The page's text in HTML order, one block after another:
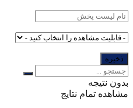
بدون نتیجه
مشاهده تمام نتایج